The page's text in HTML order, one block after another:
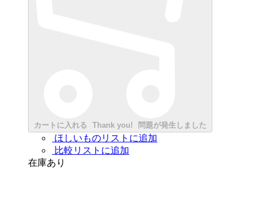
カートに入れる Thank you! 問題が発生しました
ほしいものリストに追加
比較リストに追加
在庫あり